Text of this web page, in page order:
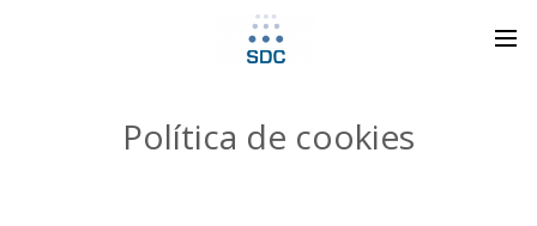
Política de cookies